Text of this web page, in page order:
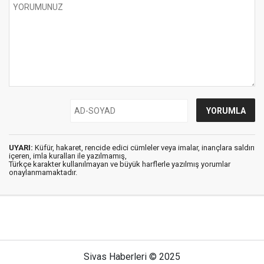
UYARI: Küfür, hakaret, rencide edici cümleler veya imalar, inançlara saldırı
içeren, imla kuralları ile yazılmamış,
Türkçe karakter kullanılmayan ve büyük harflerle yazılmış yorumlar
onaylanmamaktadır.
Sivas Haberleri © 2025